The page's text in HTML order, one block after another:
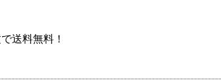
送料無料！